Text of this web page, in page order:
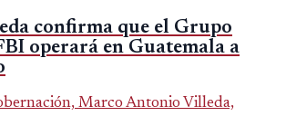
confirma que el Grupo
operará en Guatemala a
Marco Antonio Villeda,